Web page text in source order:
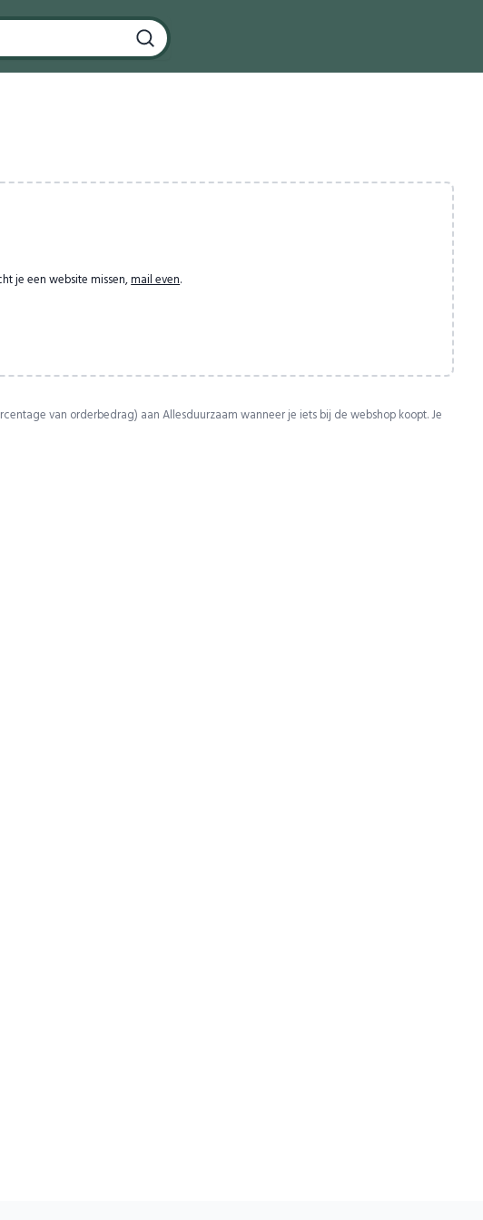
je een website missen,mail even.
van orderbedrag) aan Allesduurzaam wanneer je iets bij de webshop koopt. Je